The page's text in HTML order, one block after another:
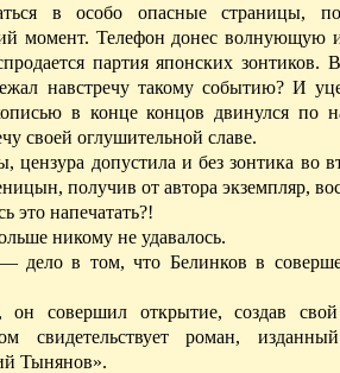
в особо опасные страницы,
момент. Телефон донес волнующую
партия японских зонтиков.
навстречу такому событию? И
в конце концов двинулся по
своей оглушительной славе.
цензура допустила и без зонтика во
получив от автора экземпляр,
это напечатать?!
никому не удавалось.
дело в том, что Белинков в
совершил открытие, создав свой
свидетельствует роман,
Тынянов».